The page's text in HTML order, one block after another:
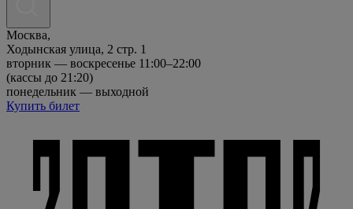
Москва,
Ходынская улица, 2 стр. 1
вторник — воскресенье 11:00–22:00
(кассы до 21:20)
понедельник — выходной
Купить билет